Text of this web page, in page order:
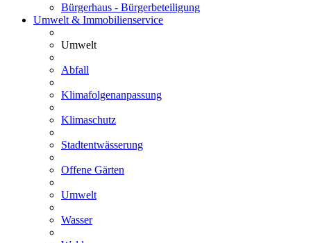
Bürgerhaus - Bürgerbeteiligung
Umwelt & Immobilienservice
Umwelt
Abfall
Klimafolgenanpassung
Klimaschutz
Stadtentwässerung
Offene Gärten
Umwelt
Wasser